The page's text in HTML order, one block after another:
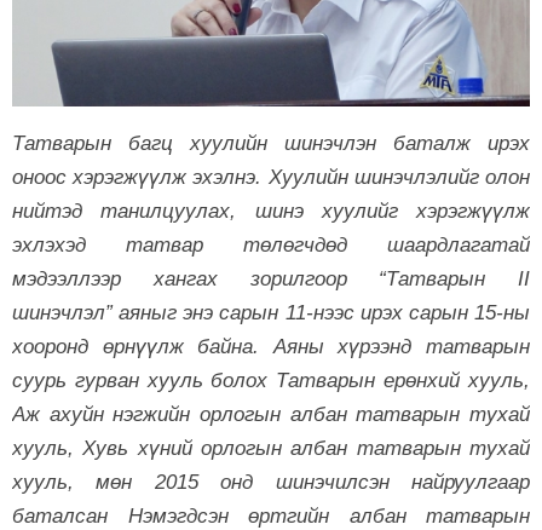
Татварын багц хуулийн шинэчлэн баталж ирэх
оноос хэрэгжүүлж эхэлнэ. Хуулийн шинэчлэлийг олон
нийтэд танилцуулах, шинэ хуулийг хэрэгжүүлж
эхлэхэд татвар төлөгчдөд шаардлагатай
мэдээллээр хангах зорилгоор “Татварын II
шинэчлэл” аяныг энэ сарын 11-нээс ирэх сарын 15-ны
хооронд өрнүүлж байна. Аяны хүрээнд татварын
суурь гурван хууль болох Татварын ерөнхий хууль,
Аж ахуйн нэгжийн орлогын албан татварын тухай
хууль, Хувь хүний орлогын албан татварын тухай
хууль, мөн 2015 онд шинэчилсэн найруулгаар
баталсан Нэмэгдсэн өртгийн албан татварын